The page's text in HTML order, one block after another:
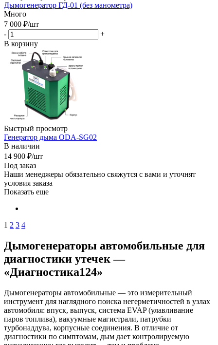
Дымогенератор ГД-01 (без манометра)
Много
7 000 ₽/шт
-
+
В корзину
Быстрый просмотр
Генератор дыма ODA-SG02
В наличии
14 900 ₽/шт
Под заказ
Наши менеджеры обязательно свяжутся с вами и уточнят
условия заказа
Показать еще
1 2 3 4
Дымогенераторы автомобильные для
диагностики утечек —
«Диагностика124»
Дымогенераторы автомобильные — это измерительный
инструмент для наглядного поиска негерметичностей в узлах
автомобиля: впуск, выпуск, система EVAP (улавливание
паров топлива), вакуумные магистрали, патрубки
турбонаддува, корпусные соединения. В отличие от
диагностики по симптомам, дым дает контролируемую